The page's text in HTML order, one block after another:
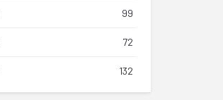
99
72
132